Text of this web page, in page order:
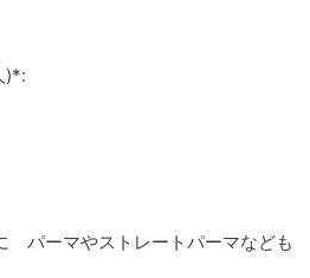
)*:
パーマやストレートパーマなども